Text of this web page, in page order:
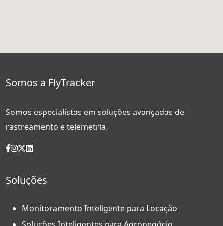
Somos a FlyTracker
Somos especialistas em soluções avançadas de
rastreamento e telemetria.
Soluções
Monitoramento Inteligente para Locação
Soluções Inteligentes para Agronegócio